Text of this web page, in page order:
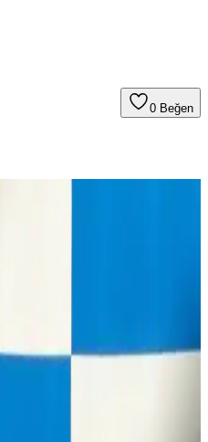
0 Beğen
taşıma ücretleri